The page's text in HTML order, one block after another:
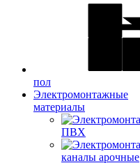
пол
Электромонтажные
материалы
ПВХ
каналы арочные